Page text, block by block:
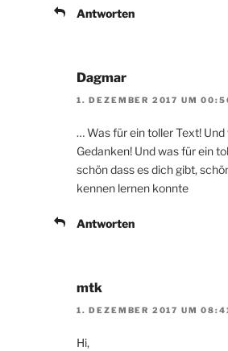
Antworten
Dagmar
1. DEZEMBER 2017 UM
… Was für ein toller Text!
Gedanken! Und was für ein
schön dass es dich gibt,
kennen lernen konnte
Antworten
mtk
1. DEZEMBER 2017 UM
Hi,